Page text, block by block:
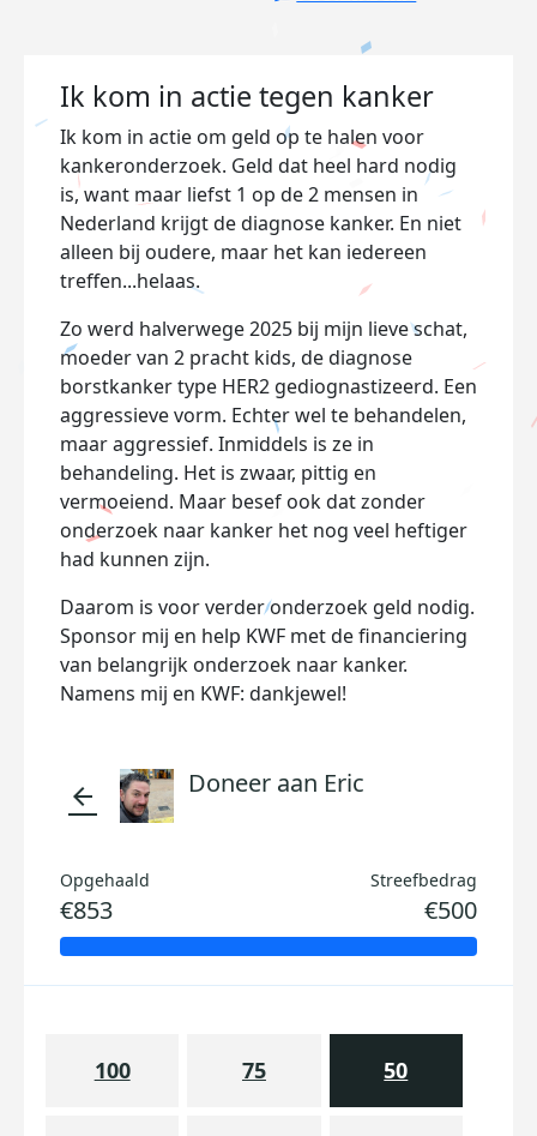
Ik kom in actie tegen kanker
Ik kom in actie om geld op te halen voor
kankeronderzoek. Geld dat heel hard nodig
is, want maar liefst 1 op de 2 mensen in
Nederland krijgt de diagnose kanker. En niet
alleen bij oudere, maar het kan iedereen
treffen...helaas.
Zo werd halverwege 2025 bij mijn lieve schat,
moeder van 2 pracht kids, de diagnose
borstkanker type HER2 gediognastizeerd. Een
aggressieve vorm. Echter wel te behandelen,
maar aggressief. Inmiddels is ze in
behandeling. Het is zwaar, pittig en
vermoeiend. Maar besef ook dat zonder
onderzoek naar kanker het nog veel heftiger
had kunnen zijn.
Daarom is voor verder onderzoek geld nodig.
Sponsor mij en help KWF met de financiering
van belangrijk onderzoek naar kanker.
Namens mij en KWF: dankjewel!
arrow_back Doneer aan Eric
Opgehaald
€853
Streefbedrag
€500
100 75 50